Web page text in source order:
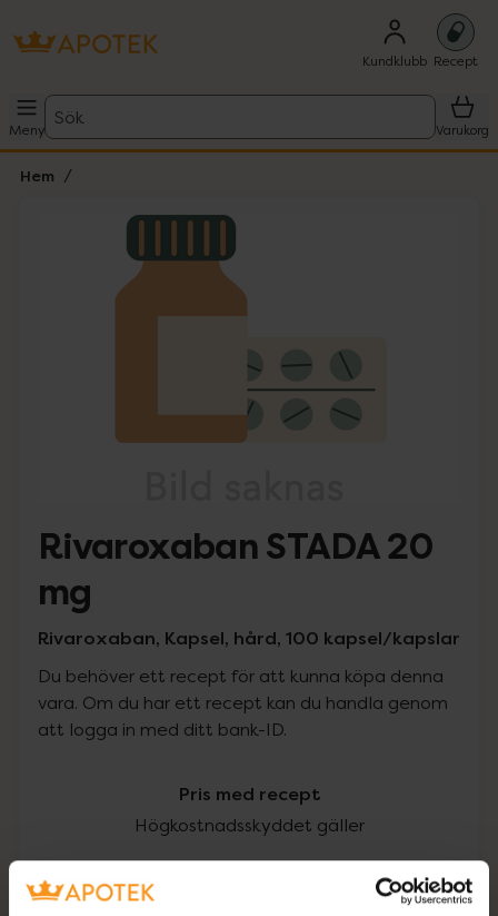
Kundklubb Recept
Meny
Sök
Varukorg
Hem
Lista: . Innehåller 1 objekt.
Rivaroxaban STADA 20
mg
Rivaroxaban, Kapsel, hård, 100 kapsel/kapslar
Du behöver ett recept för att kunna köpa denna
vara. Om du har ett recept kan du handla genom
att logga in med ditt bank-ID.
Pris med recept
Högkostnadsskyddet gäller
108,25 kr